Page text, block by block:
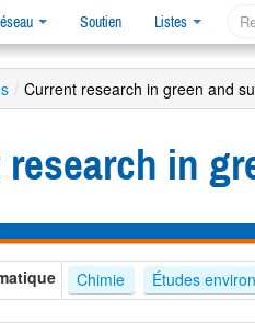
Soutien Listes
/ Current research in green and
research in
Chimie Études